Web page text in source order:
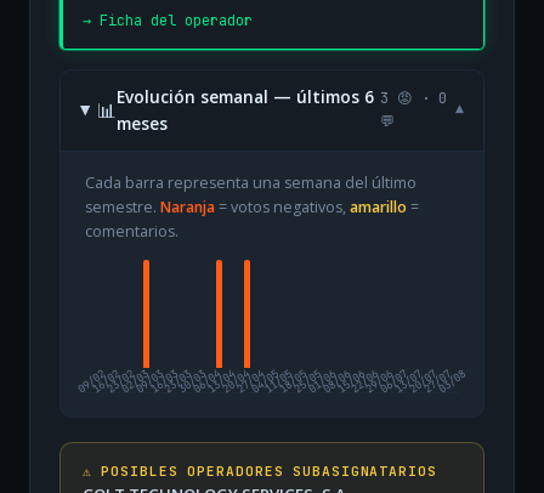
→ Ficha del operador
📊
Evolución semanal — últimos 6
meses
3 😡 · 0
💬
▾
Cada barra representa una semana del último
semestre. Naranja= votos negativos, amarillo =
comentarios.
09/02
16/0223/0202/0309/0316/0323/0330/0306/0413/0420/0427/0404/0511/0518/0525/0501/0608/0615/0622/0629/0606/0713/0720/0727/07
03/08
⚠️ POSIBLES OPERADORES SUBASIGNATARIOS